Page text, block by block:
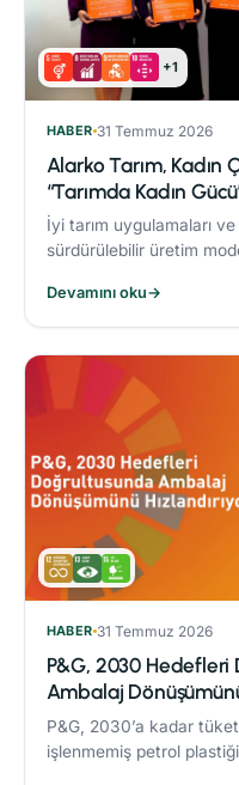
+1
HABER 31 Temmuz 2026
Alarko Tarım, Kadın
“Tarımda Kadın
İyi tarım uygulamaları
sürdürülebilir üretim
üçüncü yılında “Tarımda
başlatıyor.
Devamını oku→
HABER 31 Temmuz 2026
P&G, 2030 Hedefleri
Ambalaj
P&G, 2030’a kadar
işlenmemiş petrol plastiği